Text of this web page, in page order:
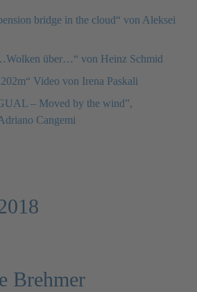
bridge in the cloud“ von Aleksei
über…“ von Heinz Schmid
Video von Irena Paskali
– Moved by the wind”,
Cangemi
Brehmer